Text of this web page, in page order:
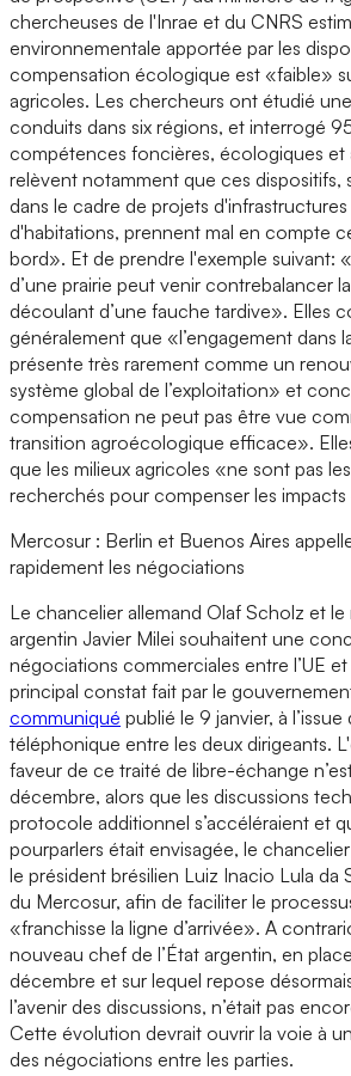
chercheuses de l'Inrae et du CNRS
environnementale apportée par les
compensation écologique est «faible»
agricoles. Les chercheurs ont étudié
conduits dans six régions, et interrogé
compétences foncières, écologiques et
relèvent notamment que ces dispositifs,
dans le cadre de projets
d'habitations, prennent mal en compte
bord». Et de prendre l'exemple suivant:
d’une prairie peut venir contrebalancer
découlant d’une fauche tardive». Elles
généralement que «l’engagement dans
présente très rarement comme un
système global de l’exploitation» et
compensation ne peut pas être vue
transition agroécologique efficace».
que les milieux agricoles «ne sont pas
recherchés pour compenser les impacts
Mercosur : Berlin et Buenos Aires
rapidement les négociations
Le chancelier allemand Olaf Scholz et
argentin Javier Milei souhaitent une
négociations commerciales entre l’UE
principal constat fait par le
communiqué publié le 9 janvier, à l’issue
téléphonique entre les deux dirigeants.
faveur de ce traité de libre-échange
décembre, alors que les discussions
protocole additionnel s’accéléraient et
pourparlers était envisagée, le
le président brésilien Luiz Inacio Lula da
du Mercosur, afin de faciliter le
«franchisse la ligne d’arrivée». A
nouveau chef de l’État argentin, en
décembre et sur lequel repose
l’avenir des discussions, n’était pas
Cette évolution devrait ouvrir la voie à
des négociations entre les parties.